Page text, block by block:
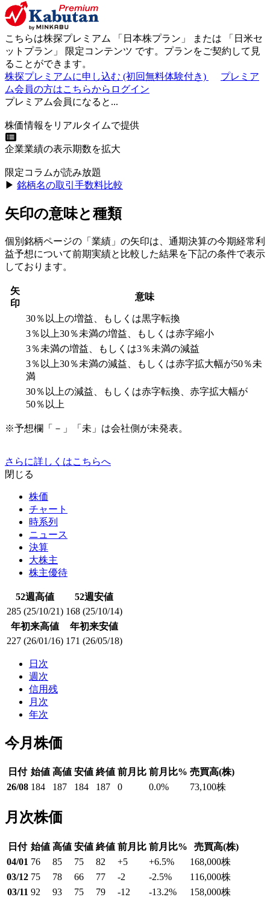
こちらは株探プレミアム 「 日本株プラン 」 または 「 日米セ
ットプラン 」 限定コンテンツ です。プランをご契約して見
ることができます。
株探プレミアムに申し込む (初回無料体験付き)
プレミア
ム会員の方はこちらからログイン
プレミアム会員になると...
株価情報をリアルタイムで提供
企業業績の表示期数を拡大
限定コラムが読み放題
▶︎ 銘柄名の取引手数料比較
矢印の意味と種類
個別銘柄ページの「業績」の矢印は、通期決算の今期経常利
益予想について前期実績と比較した結果を下記の条件で表示
しております。
矢
印
意味
30％以上の増益、もしくは黒字転換
3％以上30％未満の増益、もしくは赤字縮小
3％未満の増益、もしくは3％未満の減益
3％以上30％未満の減益、もしくは赤字拡大幅が50％未
満
30％以上の減益、もしくは赤字転換、赤字拡大幅が
50％以上
※予想欄「－」「未」は会社側が未発表。
さらに詳しくはこちらへ
閉じる
株価
チャート
時系列
ニュース
決算
大株主
株主優待
52週高値
52週安値
285 (25/10/21) 168 (25/10/14)
年初来高値
年初来安値
227 (26/01/16) 171 (26/05/18)
日次
週次
信用残
月次
年次
今月株価
日付 始値 高値 安値 終値 前月比 前月比% 売買高(株)
26/08 184 187 184 187 0 0.0% 73,100株
月次株価
日付 始値 高値 安値 終値 前月比 前月比%
売買高(株)
04/01 76 85 75 82 +5 +6.5% 168,000株
03/12 75 78 66 77 -2 -2.5% 116,000株
03/11 92 93 75 79 -12 -13.2% 158,000株